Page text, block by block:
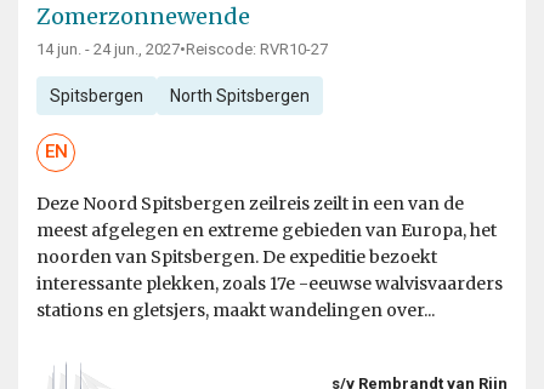
Zomerzonnewende
14 jun. - 24 jun., 2027•Reiscode: RVR10-27
Spitsbergen North Spitsbergen
EN
Deze Noord Spitsbergen zeilreis zeilt in een van de
meest afgelegen en extreme gebieden van Europa, het
noorden van Spitsbergen. De expeditie bezoekt
interessante plekken, zoals 17e -eeuwse walvisvaarders
stations en gletsjers, maakt wandelingen over...
s/v Rembrandt van Rijn